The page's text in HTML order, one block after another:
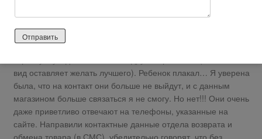
Телефон отправителя ([ФИО вырезано
модератором])указанный в почтовом посылке не
зарегистрирован в сети. После оплаты на почте открыла
вид оставляет желать лучшего). Ребенок плакал… Я уверена
была, что на контакт они больше не выйдут, и с данным
магазином больше связаться я не смогу. Но нет!!! Они очень
даже приветливо отвечают на телефоны, указанные на
сайте. Направили контактные данные отдела возврата и
обмена товара (в СМС), убедительно говорят, что без